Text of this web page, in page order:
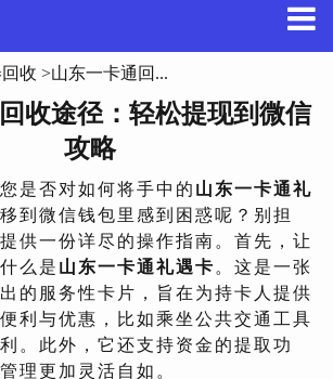
收 >山东一卡通回...
收途径：轻松提现到微信
攻略
是否对如何将手中的 山东一卡通礼
到微信钱包里感到困惑呢？别担
供一份详尽的操作指南。首先，让
么是 山东一卡通礼遇卡 。这是一张
的服务性卡片，旨在为持卡人提供
利与优惠，比如乘坐公共交通工具
。此外，它还支持资金的提取功
理更加灵活自如。